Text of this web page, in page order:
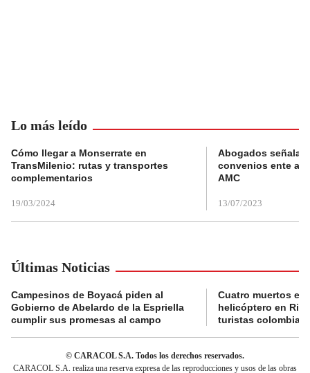
Lo más leído
Cómo llegar a Monserrate en
TransMilenio: rutas y transportes
complementarios
19/03/2024
Abogados
convenios ente
AMC
13/07/2023
Últimas Noticias
Campesinos de Boyacá piden al
Gobierno de Abelardo de la Espriella
cumplir sus promesas al campo
Cuatro muertos en
helicóptero en
turistas
© CARACOL S.A. Todos los derechos reservados.
CARACOL S.A. realiza una reserva expresa de las reproducciones y usos de las obras